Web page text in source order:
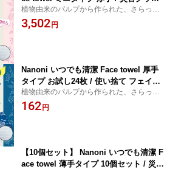
災害時 防災グッズ 防災用品 災害対策
フェイスタオル 使い捨て クレンジング
植物由来のパルプから作られた、さらっと
なめらかな肌触りの使い捨てタオル！ ご使
用状況に合わせた取り出し方2WAY仕様！
3,502 円
Nanoni いつでも清潔 Face towel 厚手
タイプ お試し24枚 / 使い捨て フェイス
タオル クレンジング タオル 衛生用品
顔 吸水性 業務用 エンボス加工 タオル
植物由来のパルプから作られた、さらっと
なめらかな肌触りの使い捨てタオル！ ご使
用状況に合わせた取り出し方2WAY仕様！
162 円
【10個セット】 Nanoni いつでも清潔 F
ace towel 薄手タイプ 10個セット / 災害